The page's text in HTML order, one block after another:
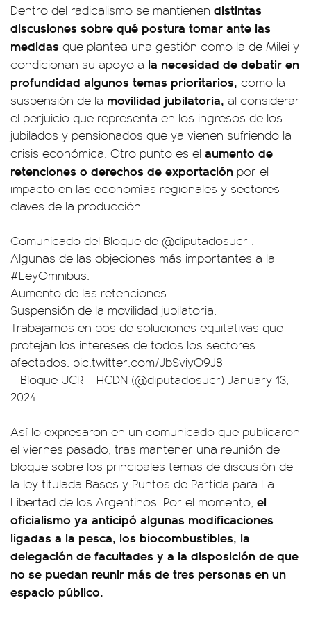
Dentro del radicalismo se mantienen distintas
discusiones sobre qué postura tomar ante las
medidas que plantea una gestión como la de Milei y
condicionan su apoyo a la necesidad de debatir en
profundidad algunos temas prioritarios, como la
suspensión de la movilidad jubilatoria, al considerar
el perjuicio que representa en los ingresos de los
jubilados y pensionados que ya vienen sufriendo la
crisis económica. Otro punto es el aumento de
retenciones o derechos de exportación por el
impacto en las economías regionales y sectores
claves de la producción.
Comunicado del Bloque de @diputadosucr .
Algunas de las objeciones más importantes a la
#LeyOmnibus.
Aumento de las retenciones.
Suspensión de la movilidad jubilatoria.
Trabajamos en pos de soluciones equitativas que
protejan los intereses de todos los sectores
afectados. pic.twitter.com/JbSviyO9J8
— Bloque UCR - HCDN (@diputadosucr) January 13,
2024
Así lo expresaron en un comunicado que publicaron
el viernes pasado, tras mantener una reunión de
bloque sobre los principales temas de discusión de
la ley titulada Bases y Puntos de Partida para La
Libertad de los Argentinos. Por el momento, el
oficialismo ya anticipó algunas modificaciones
ligadas a la pesca, los biocombustibles, la
delegación de facultades y a la disposición de que
no se puedan reunir más de tres personas en un
espacio público.